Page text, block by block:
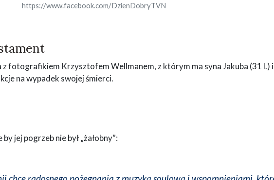
https://www.facebook.com/DzienDobryTVN
z fotografikiem Krzysztofem Wellmanem, z którym ma syna Jakuba (31 l.)
na wypadek swojej śmierci.
jej pogrzeb nie był „żałobny”: